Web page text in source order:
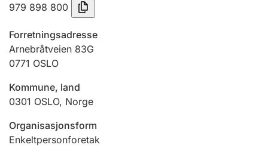
Jeger
Ektepaktrettleiaren
979 898 800
Forretningsadresse
Arnebråtveien 83G
0771 OSLO
Kommune, land
0301 OSLO, Norge
Organisasjonsform
Enkeltpersonforetak